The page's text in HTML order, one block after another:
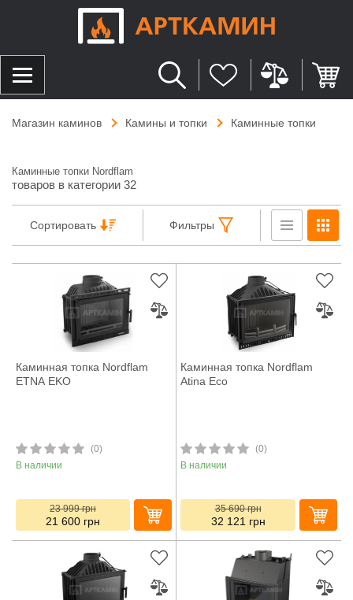
Магазин каминов Камины и топки Каминные топки
Каминные топки Nordflam
товаров в категории 32
Сортировать Фильтры
Каминная топка Nordflam
ETNA EKO
(0)
В наличии
23 999грн
21 600 грн
Каминная топка Nordflam
Atina Eco
(0)
В наличии
35 690грн
32 121 грн